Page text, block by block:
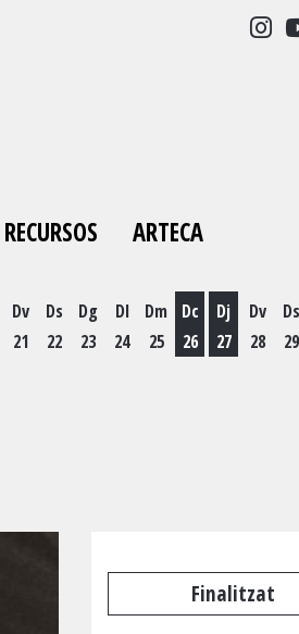
RECURSOS ARTECA
Dv
21
Ds
22
Dg
23
Dl
24
Dm
25
Dc
26
Dj
27
Dv
28
Ds
29
Finalitzat